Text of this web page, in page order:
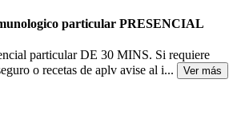
particular PRESENCIAL
particular DE 30 MINS. Si requiere
o recetas de aplv avise al i... Ver más